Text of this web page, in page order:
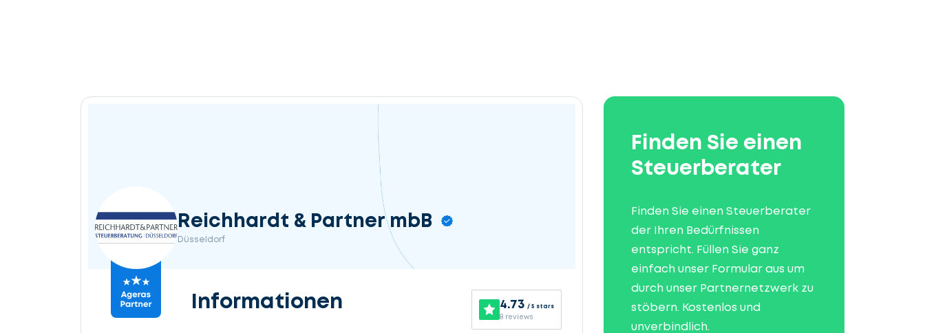
Reichhardt & Partner mbB
Düsseldorf
4.73 / 5 stars
8 reviews
Informationen
Finden Sie einen
Steuerberater
Finden Sie einen Steuerberater
der Ihren Bedürfnissen
entspricht. Füllen Sie ganz
einfach unser Formular aus um
durch unser Partnernetzwerk zu
stöbern. Kostenlos und
unverbindlich.